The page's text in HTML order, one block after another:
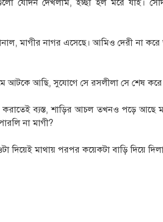
যেদিন দেখলাম, ইচ্ছা হল মরে যাই।
মাগীর নাগর এসেছে। আমিও দেরী না করে
আটকে আছি, সুযোগে সে রসলীলা সে শেষ
করাতেই ব্যস্ত, শাড়ির আচল তখনও পড়ে আছে
না মাগী?
দিয়েই মাথায় পরপর কয়েকটা বাড়ি দিয়ে